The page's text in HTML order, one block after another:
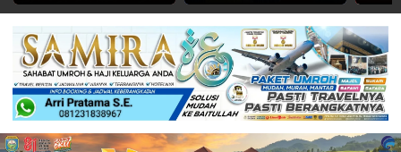
Organisasi dengan
Fokus pada
Profesionalisme dan
Anti-Hoaks
Tingkatkan
Kesejahteraan dan
Kemandirian Lansia